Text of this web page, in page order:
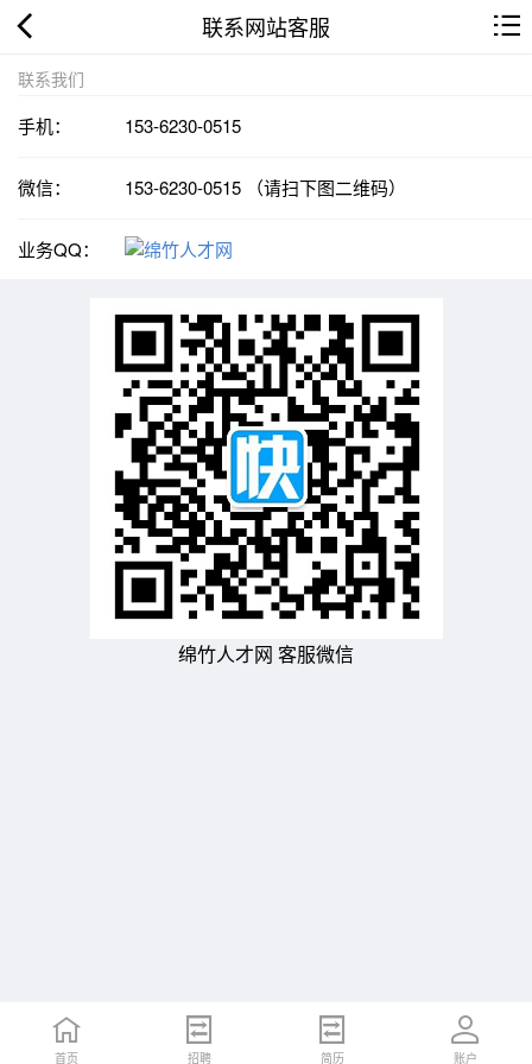
联系网站客服
联系我们
手机： 153-6230-0515
微信： 153-6230-0515 （请扫下图二维码）
业务QQ：
绵竹人才网 客服微信
首页 招聘 简历 账户